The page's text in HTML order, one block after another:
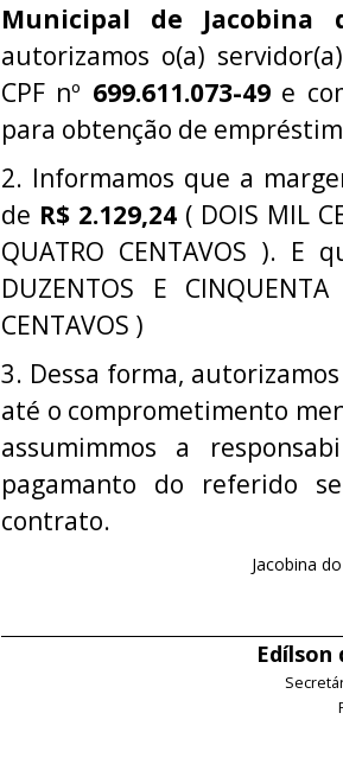
Municipal de Jacobina
autorizamos o(a)
CPF nº 699.611.073-49e
para obtenção de
2. Informamos que a
de R$ 2.129,24 ( DOIS MIL
QUATRO CENTAVOS ).
DUZENTOS E
CENTAVOS )
3. Dessa forma,
até o comprometimento
assumimmos a
pagamanto do referido
contrato.
Jacobina
Edílson